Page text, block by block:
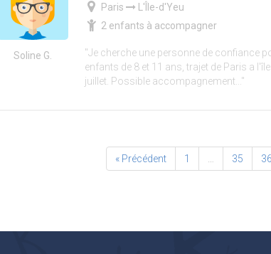
Soline G.
Paris
L'Île-d'Yeu
2 enfants à accompagner
"Je cherche une personne de confiance
enfants de 8 et 11 ans, trajet de Paris a
juillet. Possible accompagnement..."
« Précédent 1 … 35 36